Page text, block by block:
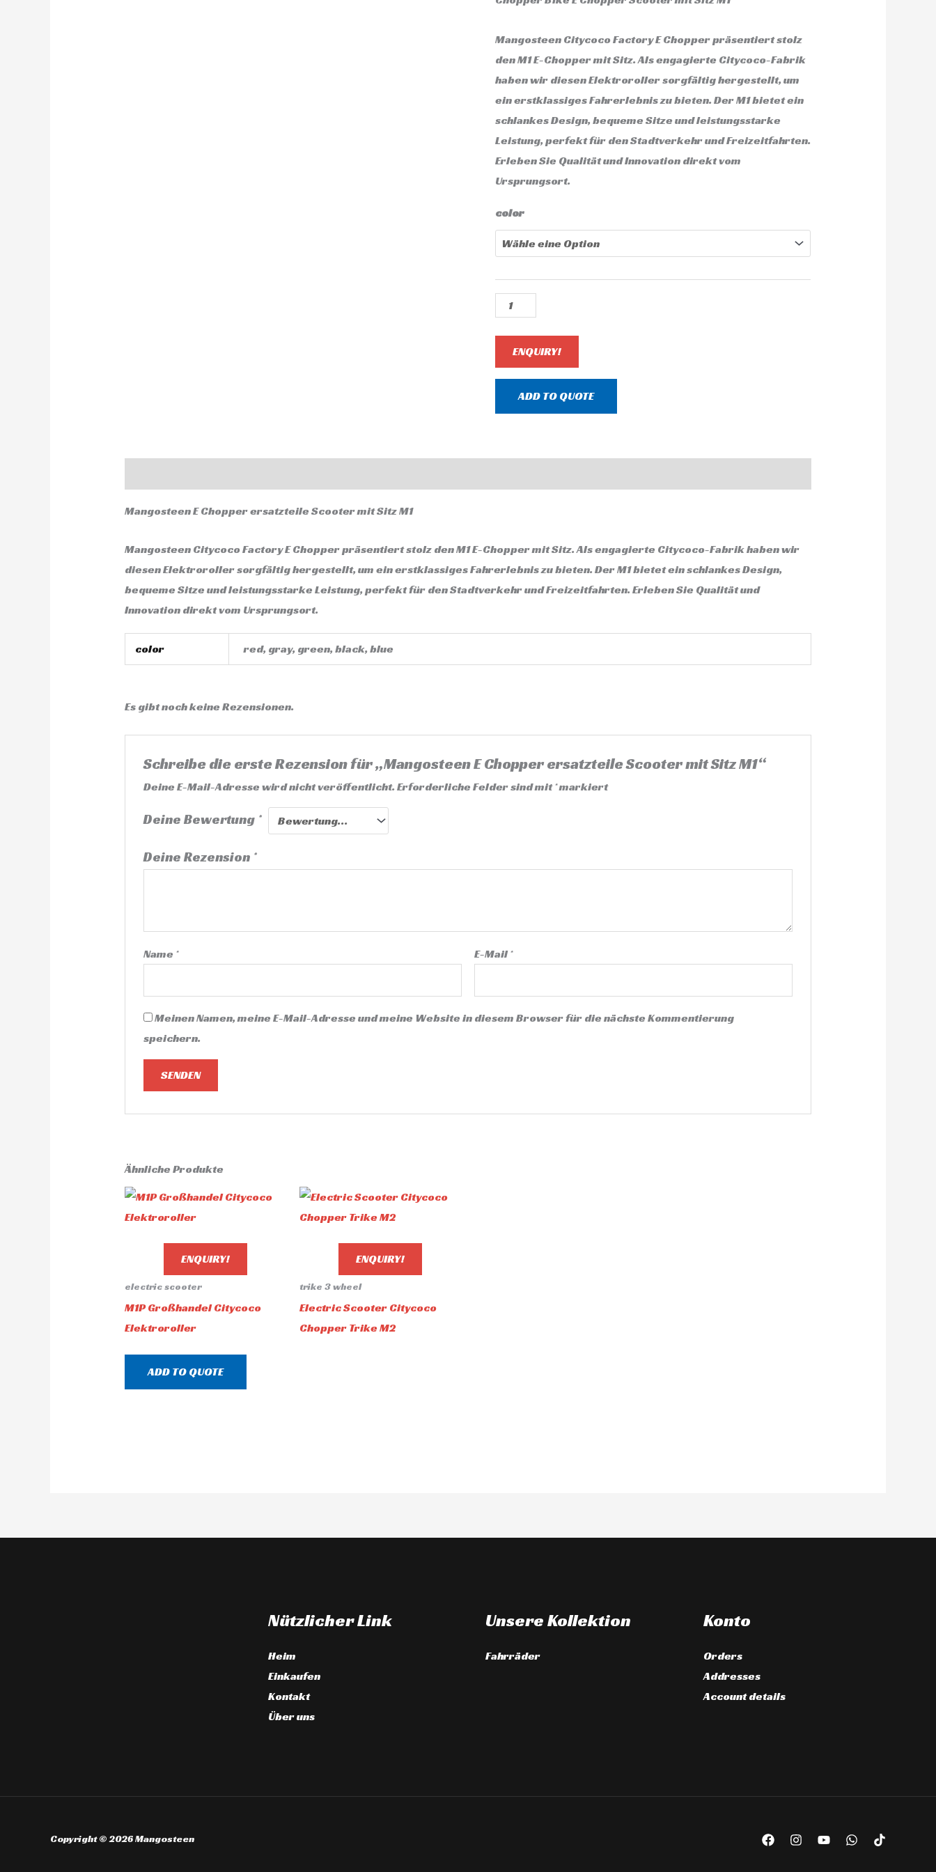
Mangosteen Citycoco Factory E Chopper präsentiert stolz
den M1 E-Chopper mit Sitz. Als engagierte Citycoco-Fabrik
haben wir diesen Elektroroller sorgfältig hergestellt, um
ein erstklassiges Fahrerlebnis zu bieten. Der M1 bietet ein
schlankes Design, bequeme Sitze und leistungsstarke
Leistung, perfekt für den Stadtverkehr und Freizeitfahrten.
Erleben Sie Qualität und Innovation direkt vom
Ursprungsort.
color
ENQUIRY!
ADD TO QUOTE
Mangosteen E Chopper ersatzteile Scooter mit Sitz M1
Mangosteen Citycoco Factory E Chopper präsentiert stolz den M1 E-Chopper mit Sitz. Als engagierte Citycoco-Fabrik haben wir
diesen Elektroroller sorgfältig hergestellt, um ein erstklassiges Fahrerlebnis zu bieten. Der M1 bietet ein schlankes Design,
bequeme Sitze und leistungsstarke Leistung, perfekt für den Stadtverkehr und Freizeitfahrten. Erleben Sie Qualität und
Innovation direkt vom Ursprungsort.
color red, gray, green, black, blue
Es gibt noch keine Rezensionen.
Schreibe die erste Rezension für „Mangosteen E Chopper ersatzteile Scooter mit Sitz M1“
Deine E-Mail-Adresse wird nicht veröffentlicht. Erforderliche Felder sind mit*markiert
Deine Bewertung *
Deine Rezension *
Name * E-Mail*
Meinen Namen, meine E-Mail-Adresse und meine Website in diesem Browser für die nächste Kommentierung
speichern.
Ähnliche Produkte
ENQUIRY!
electric scooter
M1P Großhandel Citycoco
Elektroroller
ADD TO QUOTE
ENQUIRY!
trike 3 wheel
Electric Scooter Citycoco
Chopper Trike M2
Nützlicher Link
Heim
Einkaufen
Kontakt
Über uns
Unsere Kollektion
Fahrräder
Konto
Orders
Addresses
Account details
Copyright © 2026 Mangosteen